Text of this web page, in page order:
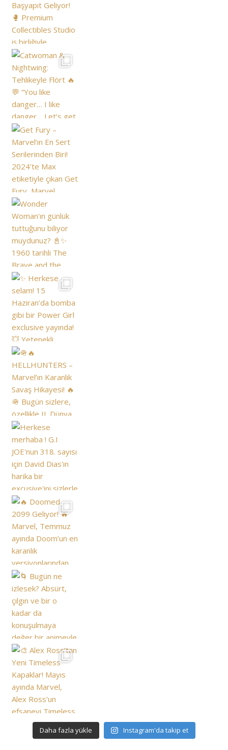
Daha fazla yükle Instagram'da takip et